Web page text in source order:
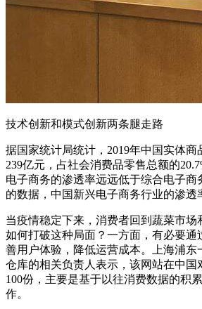
技术创新和模式创新两条腿走路
据国家统计局统计，2019年中国实体商
239亿元，占社会消费品零售总额的
电子商务的渗透率远远低于综合电子商
的数据，中国新兴电子商务行业的渗透
当疫情稳定下来，消费者回到蔬菜市场
如何打破这种局面？一方面，有必要通
善用户体验，降低运营成本。上海浦东
仓库的相关负责人表示，该网站在中国
100份，主要是基于以往消费数据的积
作。